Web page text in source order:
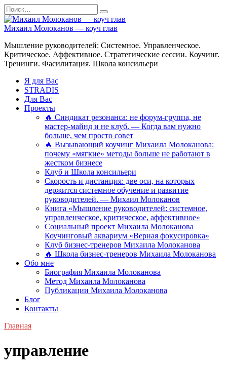
Перейти
к
содержанию
Search
for:
Михаил Молоканов — коуч глав
Мышление руководителей: Системное. Управленческое.
Критическое. Аффективное. Стратегические сессии. Коучинг.
Тренинги. Фасилитация. Школа консильери
Я для Вас
STRADIS
Для Вас
Проекты
🔥 Синдикат резонанса: не форум-группа, не
мастер-майнд и не клуб. — Когда вам нужно
больше, чем просто совет
🔥 Вызывающий коучинг Михаила Молоканова:
почему «мягкие» методы больше не работают в
жестком бизнесе
Клуб и Школа консильери
Скорость и дистанция: две оси, на которых
держится системное обучение и развитие
руководителей. — Михаил Молоканов
Книга «Мышление руководителей: системное,
управленческое, критическое, аффективное»
Социальный проект Михаила Молоканова
Коучинговый аквариум «Верная фокусировка»
Клуб бизнес-тренеров Михаила Молоканова
🔥 Школа бизнес-тренеров Михаила Молоканова
Обо мне
Биография Михаила Молоканова
Метод Михаила Молоканова
Публикации Михаила Молоканова
Блог
Контакты
Главная
управление